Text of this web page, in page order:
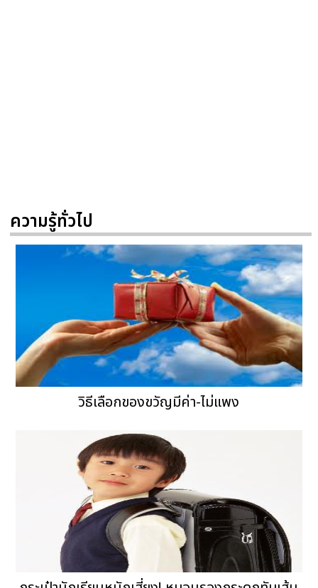
ความรู้ทั่วไป
วิธีเลือกของขวัญมีค่า-ไม่แพง